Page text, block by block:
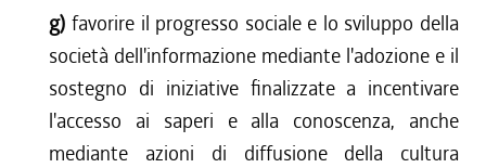
g) favorire il progresso sociale e lo sviluppo della
società dell'informazione mediante l'adozione e il
sostegno di iniziative finalizzate a incentivare
l'accesso ai saperi e alla conoscenza, anche
mediante azioni di diffusione della cultura